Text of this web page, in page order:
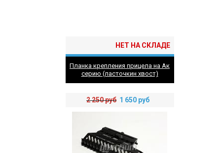
НЕТ НА СКЛАДЕ
Планка крепления прицела на Ак
серию (ласточкин хвост)
2 250руб 1 650 руб